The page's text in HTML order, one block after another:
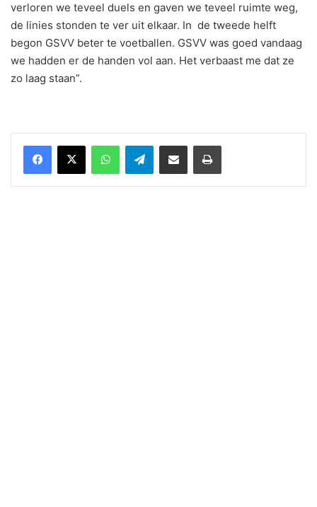
verloren we teveel duels en gaven we teveel ruimte weg,
de linies stonden te ver uit elkaar. In de tweede helft
begon GSVV beter te voetballen. GSVV was goed vandaag
we hadden er de handen vol aan. Het verbaast me dat ze
zo laag staan”.
WhatsAppTelegramDelen via Email Print